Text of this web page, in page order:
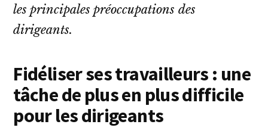
les principales préoccupations des
dirigeants.
Fidéliser ses travailleurs : une
tâche de plus en plus difficile
pour les dirigeants